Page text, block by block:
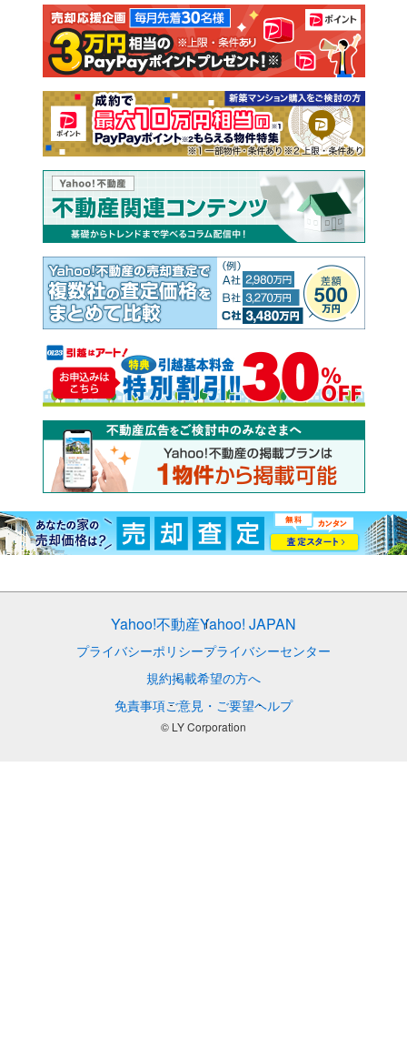
注文住宅 土地
売却査定
Yahoo!不動産Yahoo! JAPAN
プライバシーポリシープライバシーセンター
規約掲載希望の方へ
免責事項ご意見・ご要望ヘルプ
© LY Corporation